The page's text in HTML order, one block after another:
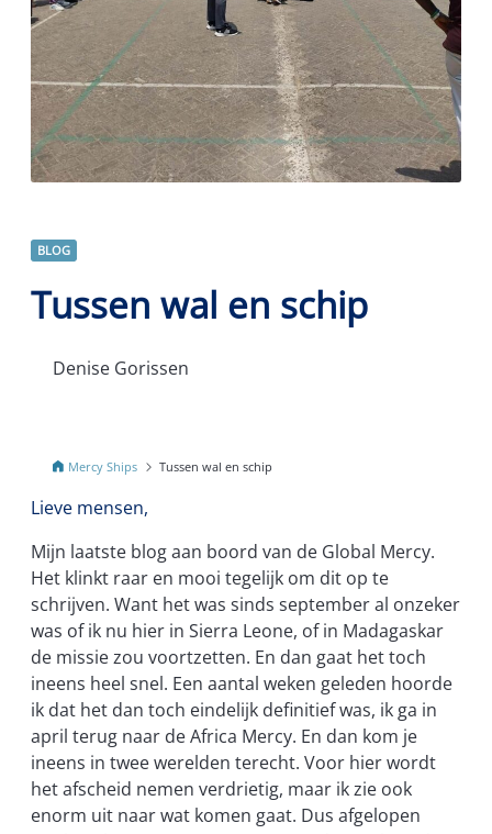
BLOG
Tussen wal en schip
Denise Gorissen
Mercy Ships Tussen wal en schip
Lieve mensen,
Mijn laatste blog aan boord van de Global Mercy.
Het klinkt raar en mooi tegelijk om dit op te
schrijven. Want het was sinds september al onzeker
was of ik nu hier in Sierra Leone, of in Madagaskar
de missie zou voortzetten. En dan gaat het toch
ineens heel snel. Een aantal weken geleden hoorde
ik dat het dan toch eindelijk definitief was, ik ga in
april terug naar de Africa Mercy. En dan kom je
ineens in twee werelden terecht. Voor hier wordt
het afscheid nemen verdrietig, maar ik zie ook
enorm uit naar wat komen gaat. Dus afgelopen